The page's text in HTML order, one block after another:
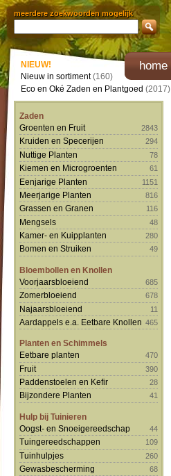
meerdere zoekwoorden mogelijk
home
NIEUW!
Nieuw in sortiment(160)
Eco en Oké Zaden en Plantgoed (2017)
Zaden
Groenten en Fruit
2843
Kruiden en Specerijen 294
Nuttige Planten 78
Kiemen en Microgroenten 61
Eenjarige Planten 1151
Meerjarige Planten 816
Grassen en Granen 116
Mengsels 48
Kamer- en Kuipplanten 280
Bomen en Struiken 49
Bloembollen en Knollen
Voorjaarsbloeiend
685
Zomerbloeiend 678
Najaarsbloeiend 11
Aardappels e.a. Eetbare Knollen 465
Planten en Schimmels
Eetbare planten
470
Fruit 390
Paddenstoelen en Kefir 28
Bijzondere Planten 41
Hulp bij Tuinieren
Oogst- en Snoeigereedschap
44
Tuingereedschappen 109
Tuinhulpjes 260
Gewasbescherming 68